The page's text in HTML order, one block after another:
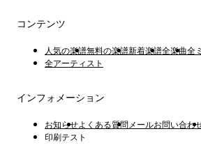
コンテンツ
人気の楽譜無料の楽譜新着楽譜全楽曲全
全アーティスト
インフォメーション
お知らせよくある質問 メールお問い合わ
印刷テスト